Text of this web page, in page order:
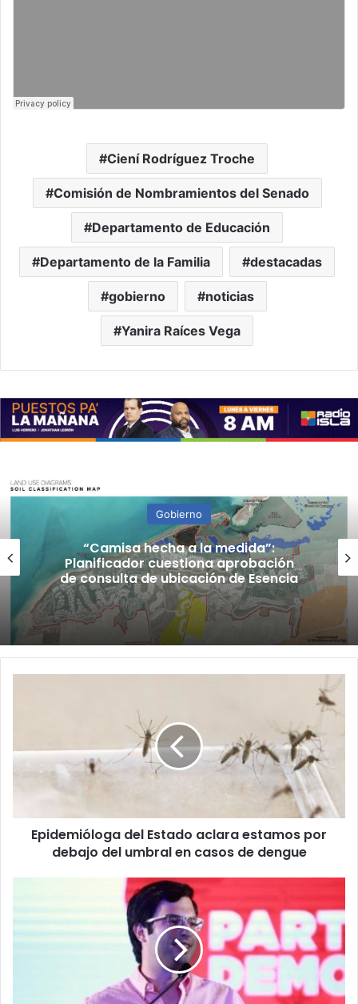
Ciení Rodríguez Troche
Comisión de Nombramientos del Senado
Departamento de Educación
Departamento de la Familia destacadas
gobierno noticias
Yanira Raíces Vega
Gobierno
“Camisa hecha a la medida”:
Planificador cuestiona aprobación
de consulta de ubicación de Esencia
estamos
por
umbral
Epidemióloga del Estado aclara estamos por
debajo del umbral en casos de dengue
hace